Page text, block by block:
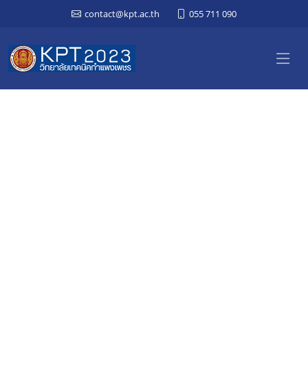
contact@kpt.ac.th 055 711 090